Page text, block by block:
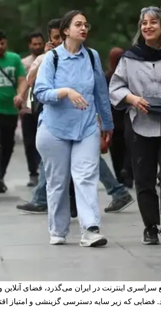
روز از قطع سراسری اینترنت در ایران می‌گذرد،
فضایی که زیر سایه دسترسی گزینشی و امتیاز